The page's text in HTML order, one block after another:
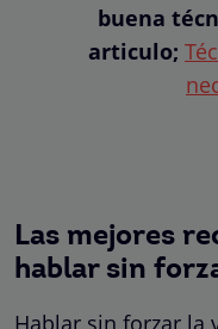
buena
articulo;
Las mejores
hablar sin
Hablar sin forzar la